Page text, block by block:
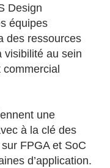
Design
équipes
des ressources
visibilité au sein
commercial
une
à la clé des
FPGA et SoC
d’application.